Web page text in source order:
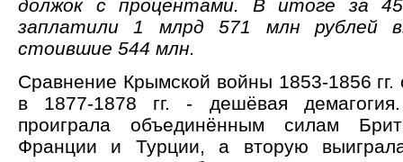
должок с процентами. В итоге за
заплатили 1 млрд 571 млн рублей
стоившие 544 млн.
Сравнение Крымской войны 1853-1856 гг.
в 1877-1878 гг. - дешёвая
проиграла объединённым силам
Франции и Турции, а вторую